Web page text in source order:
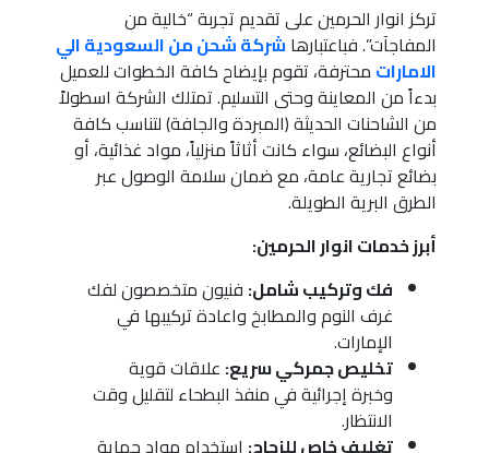
تركز انوار الحرمين على تقديم تجربة “خالية من
المفاجآت”. فباعتبارهاشركة شحن من السعودية الي
الامارات محترفة، تقوم بإيضاح كافة الخطوات للعميل
بدءاً من المعاينة وحتى التسليم. تمتلك الشركة اسطولاً
من الشاحنات الحديثة (المبردة والجافة) لتناسب كافة
أنواع البضائع، سواء كانت أثاثاً منزلياً، مواد غذائية، أو
بضائع تجارية عامة، مع ضمان سلامة الوصول عبر
الطرق البرية الطويلة.
أبرز خدمات انوار الحرمين:
فك وتركيب شامل: فنيون متخصصون لفك
غرف النوم والمطابخ واعادة تركيبها في
الإمارات.
تخليص جمركي سريع: علاقات قوية
وخبرة إجرائية في منفذ البطحاء لتقليل وقت
الانتظار.
تغليف خاص للزجاج: استخدام مواد حماية